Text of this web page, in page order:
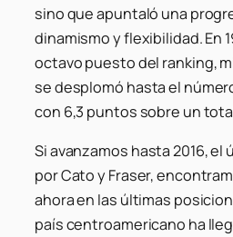
sino que apuntaló una
dinamismo y flexibilidad. En
octavo puesto del ranking,
se desplomó hasta el
con 6,3 puntos sobre un
Si avanzamos hasta 2016,
por Cato y Fraser,
ahora en las últimas
país centroamericano ha